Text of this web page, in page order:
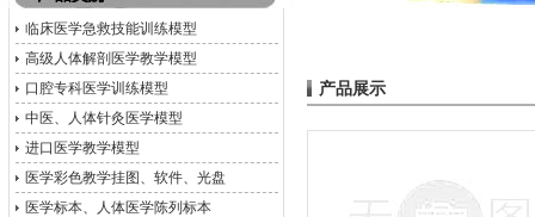
临床医学急救技能训练模型
高级人体解剖医学教学模型
口腔专科医学训练模型
中医、人体针灸医学模型
进口医学教学模型
医学彩色教学挂图、软件、光盘
医学标本、人体医学陈列标本
产品展示